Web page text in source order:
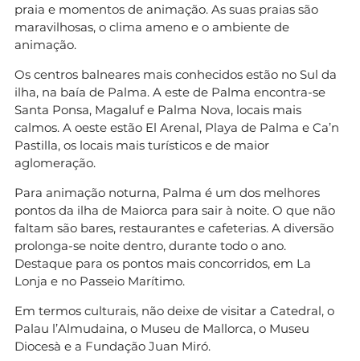
praia e momentos de animação. As suas praias são
maravilhosas, o clima ameno e o ambiente de
animação.
Os centros balneares mais conhecidos estão no Sul da
ilha, na baía de Palma. A este de Palma encontra-se
Santa Ponsa, Magaluf e Palma Nova, locais mais
calmos. A oeste estão El Arenal, Playa de Palma e Ca’n
Pastilla, os locais mais turísticos e de maior
aglomeração.
Para animação noturna, Palma é um dos melhores
pontos da ilha de Maiorca para sair à noite. O que não
faltam são bares, restaurantes e cafeterias. A diversão
prolonga-se noite dentro, durante todo o ano.
Destaque para os pontos mais concorridos, em La
Lonja e no Passeio Marítimo.
Em termos culturais, não deixe de visitar a Catedral, o
Palau l’Almudaina, o Museu de Mallorca, o Museu
Diocesà e a Fundação Juan Miró.